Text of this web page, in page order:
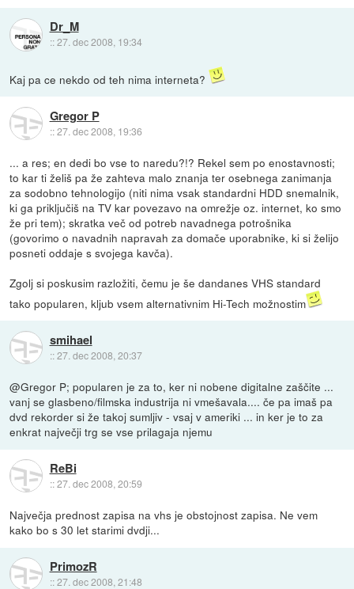
Dr_M
::27. dec 2008, 19:34
Kaj pa ce nekdo od teh nima interneta?
Gregor P
::27. dec 2008, 19:36
... a res; en dedi bo vse to naredu?!? Rekel sem po enostavnosti;
to kar ti želiš pa že zahteva malo znanja ter osebnega zanimanja
za sodobno tehnologijo (niti nima vsak standardni HDD snemalnik,
ki ga priključiš na TV kar povezavo na omrežje oz. internet, ko smo
že pri tem); skratka več od potreb navadnega potrošnika
(govorimo o navadnih napravah za domače uporabnike, ki si želijo
posneti oddaje s svojega kavča).
Zgolj si poskusim razložiti, čemu je še dandanes VHS standard
tako popularen, kljub vsem alternativnim Hi-Tech možnostim
smihael
::27. dec 2008, 20:37
@Gregor P; popularen je za to, ker ni nobene digitalne zaščite ...
vanj se glasbeno/filmska industrija ni vmešavala.... če pa imaš pa
dvd rekorder si že takoj sumljiv - vsaj v ameriki ... in ker je to za
enkrat največji trg se vse prilagaja njemu
ReBi
::27. dec 2008, 20:59
Največja prednost zapisa na vhs je obstojnost zapisa. Ne vem
kako bo s 30 let starimi dvdji...
PrimozR
::27. dec 2008, 21:48